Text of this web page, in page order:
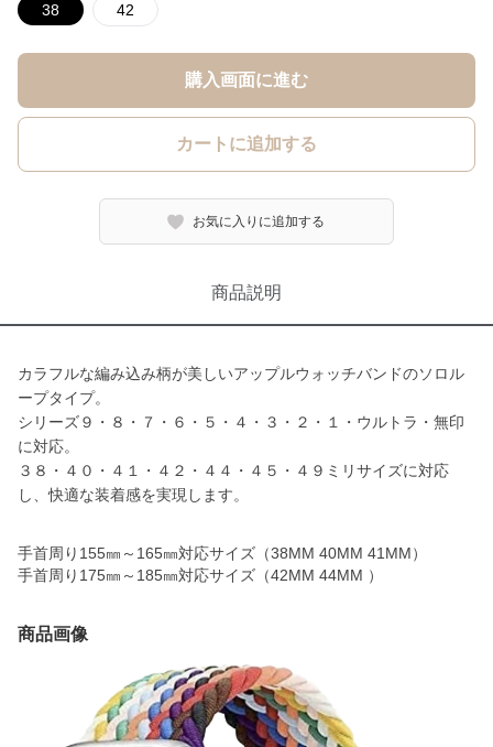
38 42
購入画面に進む
カートに追加する
お気に入りに追加する
商品説明
カラフルな編み込み柄が美しいアップルウォッチバンドのソロル
ープタイプ。
シリーズ９・８・７・６・５・４・３・２・１・ウルトラ・無印
に対応。
３８・４０・４１・４２・４４・４５・４９ミリサイズに対応
し、快適な装着感を実現します。
手首周り155㎜～165㎜対応サイズ（38MM 40MM 41MM）
手首周り175㎜～185㎜対応サイズ（42MM 44MM ）
商品画像